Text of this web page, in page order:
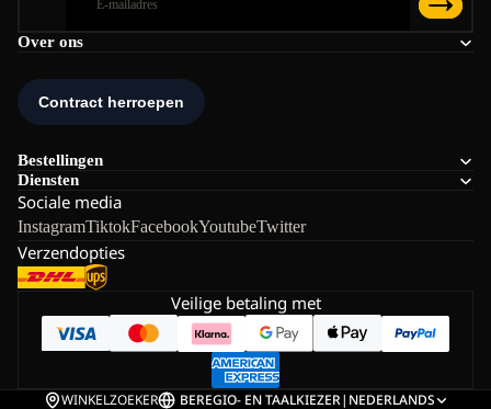
Over ons
Bestellingen
Diensten
Sociale media
InstagramTiktokFacebookYoutubeTwitter
Verzendopties
Veilige betaling met
WINKELZOEKER BEREGIO- EN TAALKIEZER| NEDERLANDS